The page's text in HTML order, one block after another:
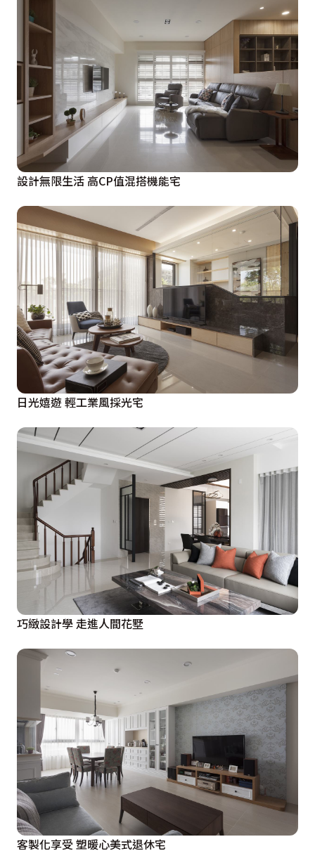
設計無限生活 高CP值混搭機能宅
日光嬉遊 輕工業風採光宅
巧緻設計學 走進人間花墅
客製化享受 塑暖心美式退休宅